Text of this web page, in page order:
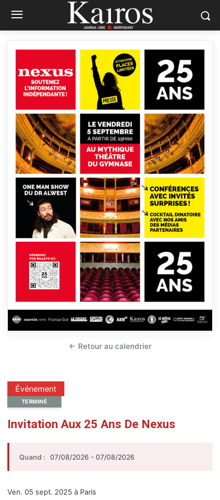
Événement
TERMINÉ
Invitation Aux 25 Ans De Nexus
Quand : 07/08/2026 - 07/08/2026
Ven. 05 sept. 2025 à Paris
← Retour au calendrier